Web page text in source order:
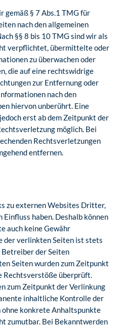
gemäß § 7 Abs.1 TMG für
nach den allgemeinen
§§ 8 bis 10 TMG sind wir als
verpflichtet, übermittelte oder
zu überwachen oder
die auf eine rechtswidrige
zur Entfernung oder
nach den
hiervon unberührt. Eine
erst ab dem Zeitpunkt der
möglich. Bei
Rechtsverletzungen
entfernen.
zu externen Websites Dritter,
haben. Deshalb können
auch keine Gewähr
der verlinkten Seiten ist stets
der Seiten
Seiten wurden zum Zeitpunkt
Rechtsverstöße überprüft.
zum Zeitpunkt der Verlinkung
inhaltliche Kontrolle der
konkrete Anhaltspunkte
zumutbar. Bei Bekanntwerden